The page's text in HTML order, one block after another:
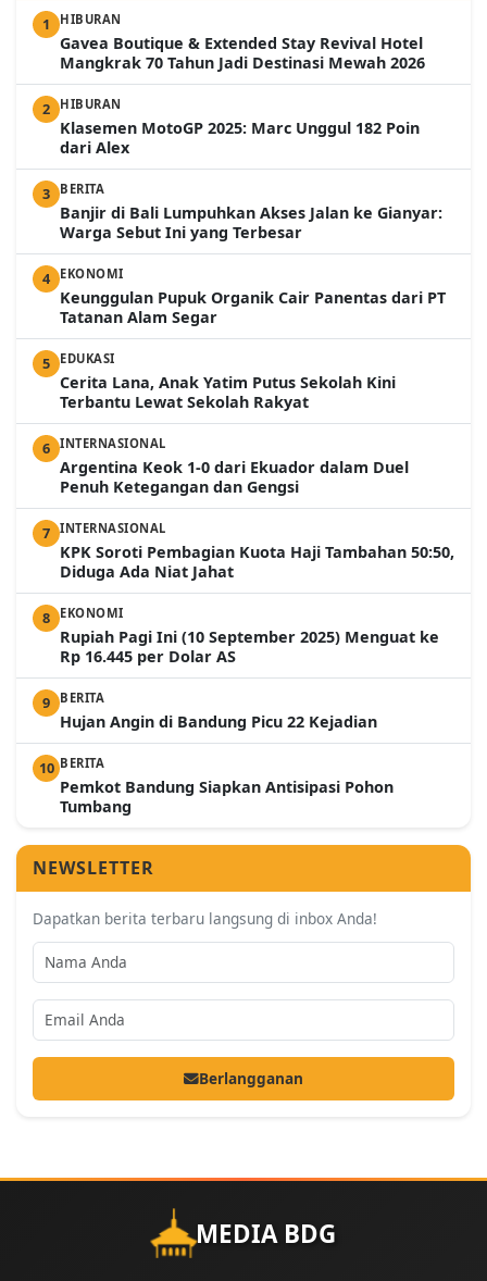
1 HIBURAN
Gavea Boutique & Extended Stay Revival Hotel
Mangkrak 70 Tahun Jadi Destinasi Mewah 2026
2 HIBURAN
Klasemen MotoGP 2025: Marc Unggul 182 Poin
dari Alex
3 BERITA
Banjir di Bali Lumpuhkan Akses Jalan ke Gianyar:
Warga Sebut Ini yang Terbesar
4 EKONOMI
Keunggulan Pupuk Organik Cair Panentas dari PT
Tatanan Alam Segar
5 EDUKASI
Cerita Lana, Anak Yatim Putus Sekolah Kini
Terbantu Lewat Sekolah Rakyat
6 INTERNASIONAL
Argentina Keok 1-0 dari Ekuador dalam Duel
Penuh Ketegangan dan Gengsi
7 INTERNASIONAL
KPK Soroti Pembagian Kuota Haji Tambahan 50:50,
Diduga Ada Niat Jahat
8 EKONOMI
Rupiah Pagi Ini (10 September 2025) Menguat ke
Rp 16.445 per Dolar AS
9 BERITA
Hujan Angin di Bandung Picu 22 Kejadian
10 BERITA
Pemkot Bandung Siapkan Antisipasi Pohon
Tumbang
NEWSLETTER
Dapatkan berita terbaru langsung di inbox Anda!
Berlangganan
MEDIA BDG